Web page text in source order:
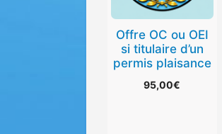
Offre OC ou OEI
si titulaire d’un
permis plaisance
95,00€